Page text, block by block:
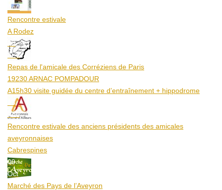
Aoû
Rencontre estivale
A Rodez
23
Aoû
Repas de l'amicale des Corréziens de Paris
19230 ARNAC POMPADOUR
A15h30 visite guidée du centre d’entraînement + hippodrome
25
Aoû
Rencontre estivale des anciens présidents des amicales
aveyronnaises
Cabrespines
09
Oct
Marché des Pays de l’Aveyron